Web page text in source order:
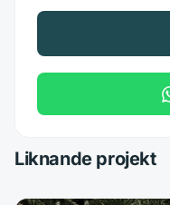
Liknande projekt